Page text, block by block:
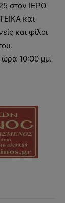
στον ΙΕΡΟ
και
και φίλοι
ώρα 10:00 μμ.